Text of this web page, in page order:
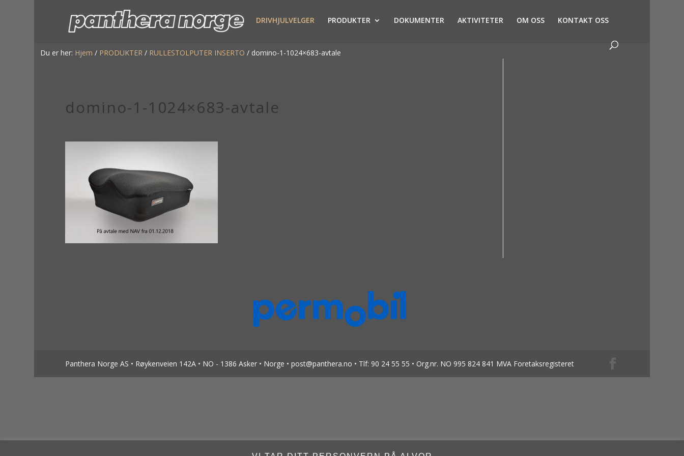
DRIVHJULVELGER PRODUKTER DOKUMENTER AKTIVITETER OM OSS KONTAKT OSS
Du er her: Hjem / PRODUKTER / RULLESTOLPUTER INSERTO / domino-1-1024×683-avtale
domino-1-1024×683-avtale
Panthera Norge AS • Røykenveien 142A • NO - 1386 Asker • Norge • post@panthera.no • Tlf: 90 24 55 55 • Org.nr. NO 995 824 841 MVA Foretaksregisteret